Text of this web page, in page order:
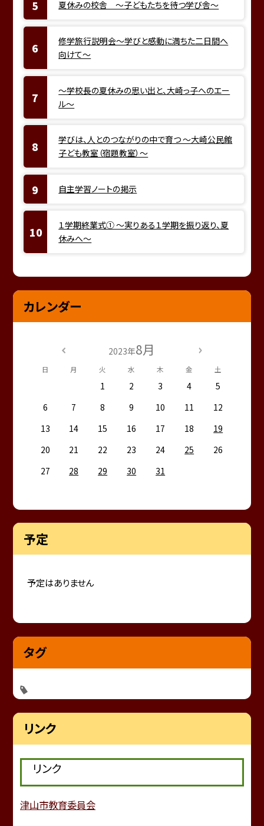
夏休みの校舎 ～子どもたちを待つ学び舎～
修学旅行説明会～学びと感動に満ちた二日間へ
向けて～
～学校長の夏休みの思い出と、大崎っ子へのエー
ル～
学びは、人とのつながりの中で育つ ～大崎公民館
子ども教室（宿題教室）～
自主学習ノートの掲示
１学期終業式① ～実りある１学期を振り返り、夏
休みへ～
カレンダー
2023年8月
日 月 火 水 木 金 土
1 2 3 4
5
6
7 8 9 10 11
12
13
14 15 16 17 18
19
20
21 22 23 24 25
26
27
28 29 30 31
予定
予定はありません
タグ
リンク
リンク
津山市教育委員会